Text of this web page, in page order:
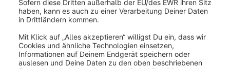
War dieser Artikel hilfreich?